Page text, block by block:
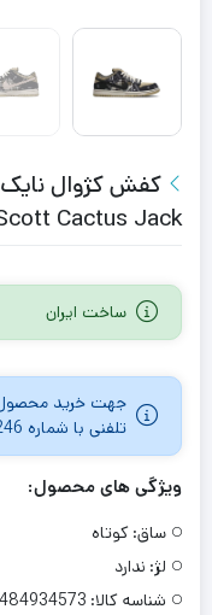
Cactus Jack
ساخت ایران
جهت خرید محصول
تلفنی با شماره 09193192246 تماس بگیرید.
ویژگی های محصول:
ساق: کوتاه
لژ: ندارد
شناسه کالا: